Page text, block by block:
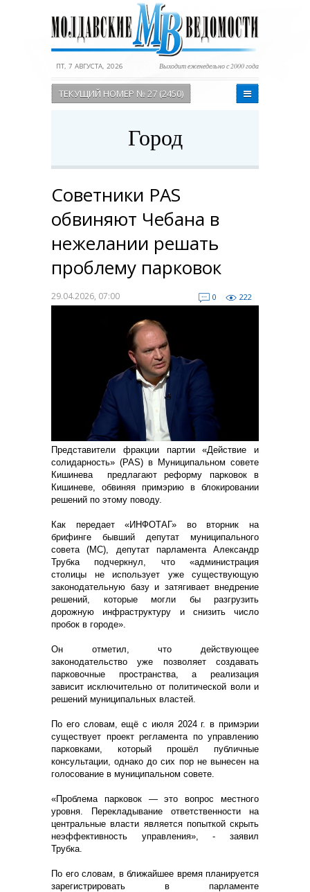
ПТ, 7 АВГУСТА, 2026 Выходит еженедельно с 2000 года
ТЕКУЩИЙ НОМЕР № 27 (2450)
Город
Советники PAS
обвиняют Чебана в
нежелании решать
проблему парковок
29.04.2026, 07:00 0 222
Представители фракции партии «Действие и
солидарность» (PAS) в Муниципальном совете
Кишинева предлагают реформу парковок в
Кишиневе, обвиняя примэрию в блокировании
решений по этому поводу.
Как передает «ИНФОТАГ» во вторник на
брифинге бывший депутат муниципального
совета (МС), депутат парламента Александр
Трубка подчеркнул, что «администрация
столицы не использует уже существующую
законодательную базу и затягивает внедрение
решений, которые могли бы разгрузить
дорожную инфраструктуру и снизить число
пробок в городе».
Он отметил, что действующее
законодательство уже позволяет создавать
парковочные пространства, а реализация
зависит исключительно от политической воли и
решений муниципальных властей.
По его словам, ещё с июля 2024 г. в примэрии
существует проект регламента по управлению
парковками, который прошёл публичные
консультации, однако до сих пор не вынесен на
голосование в муниципальном совете.
«Проблема парковок — это вопрос местного
уровня. Перекладывание ответственности на
центральные власти является попыткой скрыть
неэффективность управления», - заявил
Трубка.
По его словам, в ближайшее время планируется
зарегистрировать в парламенте